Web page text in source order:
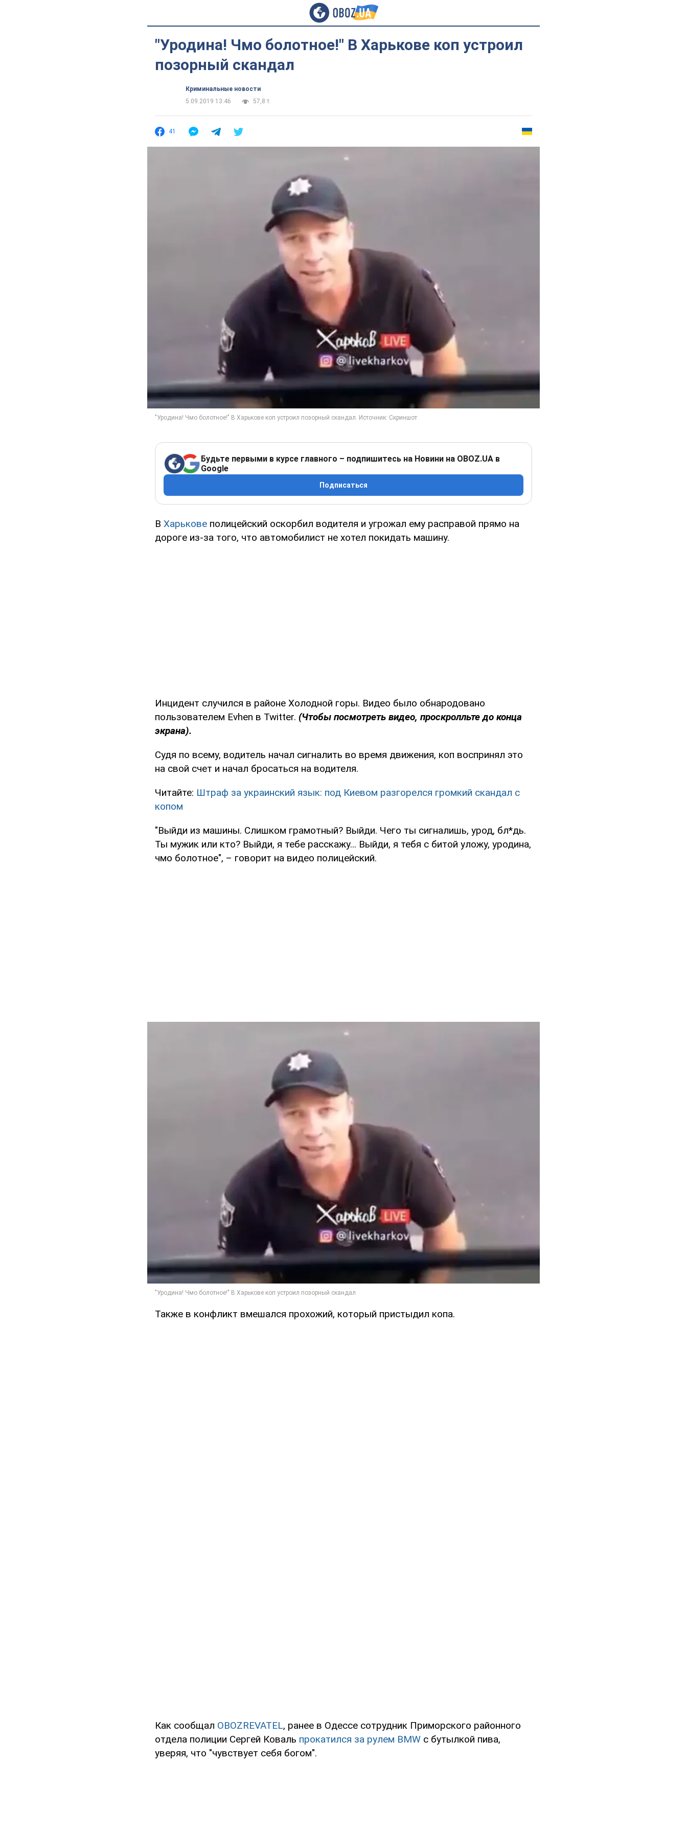
"Уродина! Чмо болотное!" В Харькове коп устроил
позорный скандал
Криминальные новости
5.09.2019 13:46
57,8 т.
41
Будьте первыми в курсе главного – подпишитесь на Новини на OBOZ.UA в
Google
Подписаться
В Харькове полицейский оскорбил водителя и угрожал ему расправой прямо на
дороге из-за того, что автомобилист не хотел покидать машину.
Инцидент случился в районе Холодной горы. Видео было обнародовано
пользователем Evhen в Twitter. (Чтобы посмотреть видео, проскролльте до конца
экрана).
Судя по всему, водитель начал сигналить во время движения, коп воспринял это
на свой счет и начал бросаться на водителя.
Читайте: Штраф за украинский язык: под Киевом разгорелся громкий скандал с
копом
"Выйди из машины. Слишком грамотный? Выйди. Чего ты сигналишь, урод, бл*дь.
Ты мужик или кто? Выйди, я тебе расскажу... Выйди, я тебя с битой уложу, уродина,
чмо болотное", – говорит на видео полицейский.
Также в конфликт вмешался прохожий, который пристыдил копа.
Как сообщал OBOZREVATEL, ранее в Одессе сотрудник Приморского районного
отдела полиции Сергей Коваль прокатился за рулем BMW с бутылкой пива,
уверяя, что "чувствует себя богом".